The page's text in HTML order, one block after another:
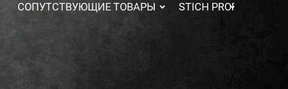
СОПУТСТВУЮЩИЕ ТОВАРЫ STICH PROFI